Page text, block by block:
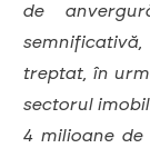
de
treptat, în
sectorul
4 milioane de